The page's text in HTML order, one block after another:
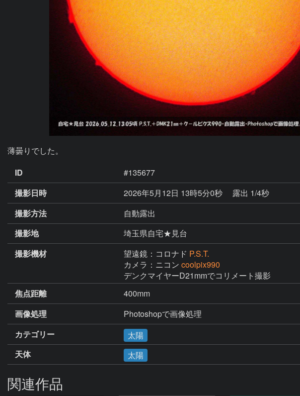
薄曇りでした。
ID
#135677
撮影日時
2026年5月12日 13時5分0秒
露出 1/4秒
撮影方法
自動露出
撮影地
埼玉県自宅★見台
撮影機材
望遠鏡：コロナド P.S.T.
カメラ：ニコン coolpix990
デンクマイヤーD21mmでコリメート撮影
焦点距離
400mm
画像処理
Photoshopで画像処理
カテゴリー
太陽
天体
太陽
関連作品